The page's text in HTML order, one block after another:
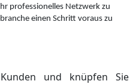
professionelles Netzwerk zu
einen Schritt voraus zu
und knüpfen Sie